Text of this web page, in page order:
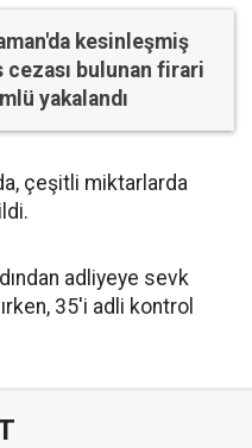
kesinleşmiş
cezası bulunan firari
yakalandı
çeşitli miktarlarda
adliyeye sevk
35'i adli kontrol